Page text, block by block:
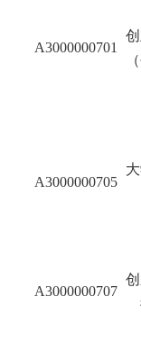
A3000000701
A3000000705
A3000000707